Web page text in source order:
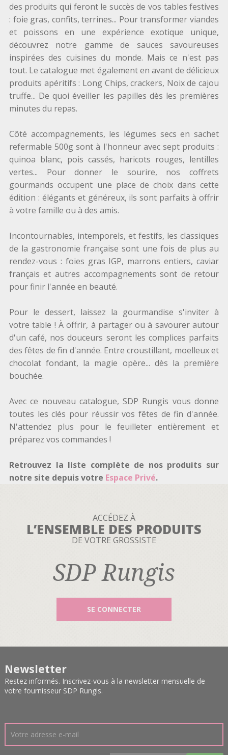
des produits qui feront le succès de vos tables festives
: foie gras, confits, terrines... Pour transformer viandes
et poissons en une expérience exotique unique,
découvrez notre gamme de sauces savoureuses
inspirées des cuisines du monde. Mais ce n'est pas
tout. Le catalogue met également en avant de délicieux
produits apéritifs : Long Chips, crackers, Noix de cajou
truffe... De quoi éveiller les papilles dès les premières
minutes du repas.
Côté accompagnements, les légumes secs en sachet
refermable 500g sont à l'honneur avec sept produits :
quinoa blanc, pois cassés, haricots rouges, lentilles
vertes... Pour donner le sourire, nos coffrets
gourmands occupent une place de choix dans cette
édition : élégants et généreux, ils sont parfaits à offrir
à votre famille ou à des amis.
Incontournables, intemporels, et festifs, les classiques
de la gastronomie française sont une fois de plus au
rendez-vous : foies gras IGP, marrons entiers, caviar
français et autres accompagnements sont de retour
pour finir l'année en beauté.
Pour le dessert, laissez la gourmandise s'inviter à
votre table ! À offrir, à partager ou à savourer autour
d'un café, nos douceurs seront les complices parfaits
des fêtes de fin d'année. Entre croustillant, moelleux et
chocolat fondant, la magie opère... dès la première
bouchée.
Avec ce nouveau catalogue, SDP Rungis vous donne
toutes les clés pour réussir vos fêtes de fin d'année.
N'attendez plus pour le feuilleter entièrement et
préparez vos commandes !
Retrouvez la liste complète de nos produits sur
notre site depuis votre Espace Privé.
ACCÉDEZ À
L’ENSEMBLE DES PRODUITS
DE VOTRE GROSSISTE
SDP Rungis
SE CONNECTER
Newsletter
Restez informés. Inscrivez-vous à la newsletter mensuelle de
votre fournisseur SDP Rungis.